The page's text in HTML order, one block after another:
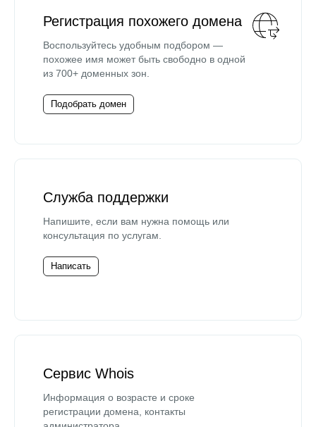
Регистрация похожего домена
Воспользуйтесь удобным подбором —
похожее имя может быть свободно в одной
из 700+ доменных зон.
Подобрать домен
Служба поддержки
Напишите, если вам нужна помощь или
консультация по услугам.
Написать
Сервис Whois
Информация о возрасте и сроке
регистрации домена, контакты